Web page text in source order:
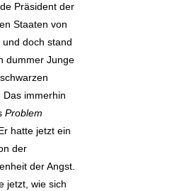
Präsident der
Staaten von
und doch stand
dummer Junge
Das immerhin
Problem
hatte jetzt ein
der
der Angst.
jetzt, wie sich